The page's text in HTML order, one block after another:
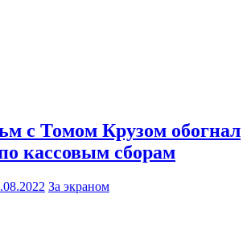
с Томом Крузом обогнал
кассовым сборам
За экраном